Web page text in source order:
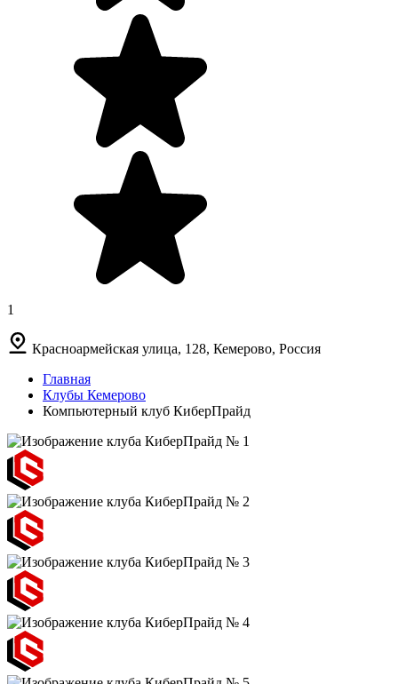
1
Красноармейская улица, 128, Кемерово, Россия
Главная
Клубы Кемерово
Компьютерный клуб КиберПрайд